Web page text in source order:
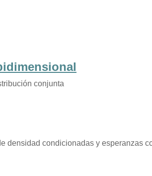
conjunta
densidad condicionadas y esperanzas